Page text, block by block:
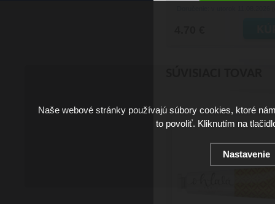
Naše webové stránky používajú súbory cookies, ktoré
to povoliť. Kliknutím na
Nastavenie